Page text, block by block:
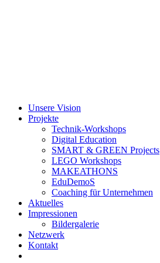
Unsere Vision
Projekte
Technik-Workshops
Digital Education
SMART & GREEN Projects
LEGO Workshops
MAKEATHONS
EduDemoS
Coaching für Unternehmen
Aktuelles
Impressionen
Bildergalerie
Netzwerk
Kontakt